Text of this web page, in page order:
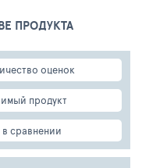
ПРОДУКТА
оценок
продукт
в сравнении